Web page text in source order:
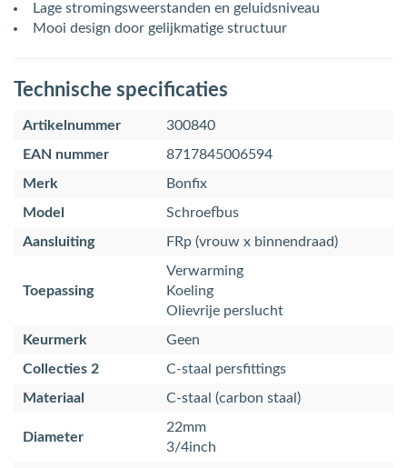
Lage stromingsweerstanden en geluidsniveau
Mooi design door gelijkmatige structuur
Technische specificaties
Artikelnummer
300840
EAN nummer
8717845006594
Merk
Bonfix
Model
Schroefbus
Aansluiting
FRp (vrouw x binnendraad)
Toepassing
Verwarming
Koeling
Olievrije perslucht
Keurmerk
Geen
Collecties 2
C-staal persfittings
Materiaal
C-staal (carbon staal)
Diameter
22mm
3/4inch